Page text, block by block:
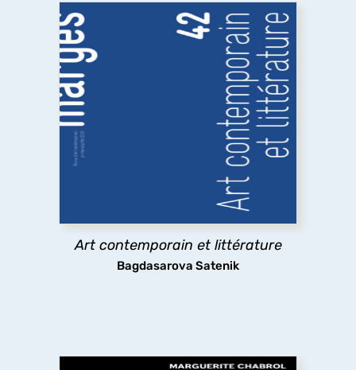
Art contemporain et littérature
Bagdasarova Satenik
Art contemporain et littérature
Quelles sont les relations entre art contemporain
et littérature ? A travers des exemples allant des
emprunts littéraires à des œuvres plastiques
jusqu’à l’usage par l’art contemporain de textes
explore les pratiques
découvrir